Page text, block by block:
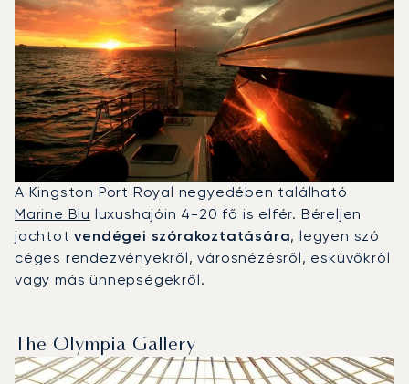
A Kingston Port Royal negyedében található
Marine Blu luxushajóin 4-20 fő is elfér. Béreljen
jachtotvendégei szórakoztatására, legyen szó
céges rendezvényekről, városnézésről, esküvőkről
vagy más ünnepségekről.
The Olympia Gallery